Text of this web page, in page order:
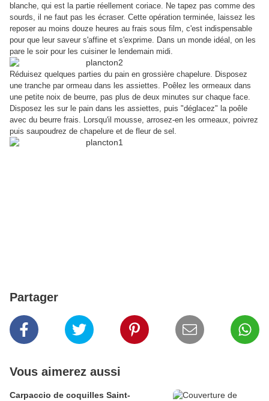
blanche, qui est la partie réellement coriace. Ne tapez pas comme des
sourds, il ne faut pas les écraser. Cette opération terminée, laissez les
reposer au moins douze heures au frais sous film, c'est indispensable
pour que leur saveur s'affine et s'exprime. Dans un monde idéal, on les
pare le soir pour les cuisiner le lendemain midi.
Réduisez quelques parties du pain en grossière chapelure. Disposez
une tranche par ormeau dans les assiettes. Poêlez les ormeaux dans
une petite noix de beurre, pas plus de deux minutes sur chaque face.
Disposez les sur le pain dans les assiettes, puis "déglacez" la poêle
avec du beurre frais. Lorsqu'il mousse, arrosez-en les ormeaux, poivrez
puis saupoudrez de chapelure et de fleur de sel.
Partager
Vous aimerez aussi
Carpaccio de coquilles Saint-